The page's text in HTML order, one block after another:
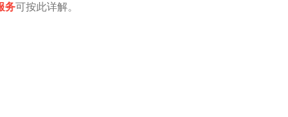
务可按此详解。